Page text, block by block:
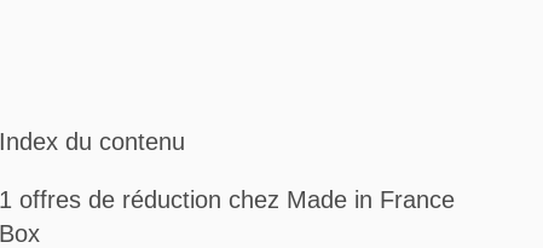
Index du contenu
1 offres de réduction chez Made in France
Box